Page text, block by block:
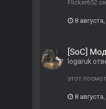
Flicker652
8
[SoC]
logaruk
этот
8